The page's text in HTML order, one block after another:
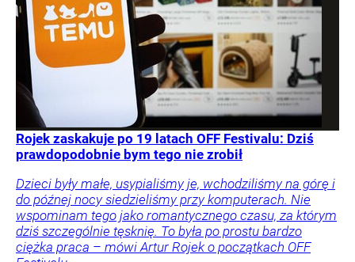
Rojek zaskakuje po 19 latach OFF Festivalu: Dziś
prawdopodobnie bym tego nie zrobił
Dzieci były małe, usypialiśmy je, wchodziliśmy na górę i
do późnej nocy siedzieliśmy przy komputerach. Nie
wspominam tego jako romantycznego czasu, za którym
dziś szczególnie tęsknię. To była po prostu bardzo
ciężka praca – mówi Artur Rojek o początkach OFF